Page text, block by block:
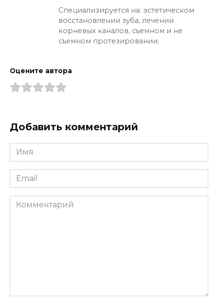
Специализируется на: эстетическом
восстановлении зуба, лечении
корневых каналов, съемном и не
съемном протезировании.
Оцените автора
Добавить комментарий
Имя
*
Email
*
Комментарий